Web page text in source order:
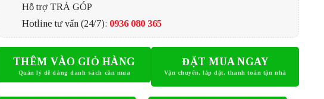
Hỗ trợ TRẢ GÓP
Hotline tư vấn (24/7): 0936 080 365
THÊM VÀO GIỎ HÀNG ĐẶT MUA NGAY